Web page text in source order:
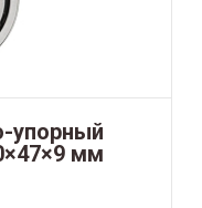
упорный
мм